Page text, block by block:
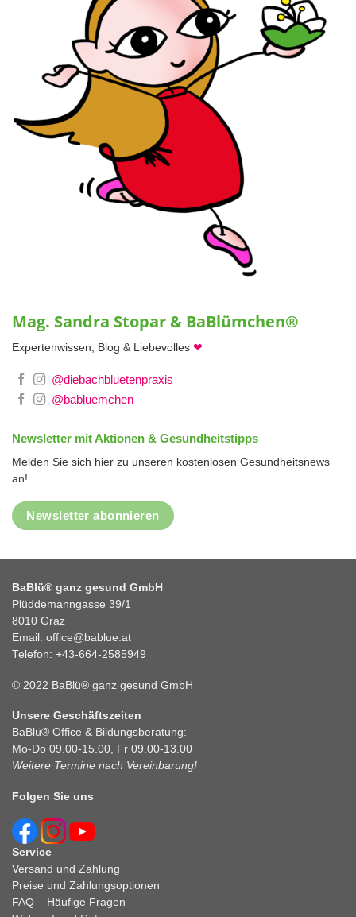
Mag. Sandra Stopar & BaBlümchen®
Expertenwissen, Blog & Liebevolles ❤
@diebachbluetenpraxis
@babluemchen
Newsletter mit Aktionen & Gesundheitstipps
Melden Sie sich hier zu unseren kostenlosen Gesundheitsnews
an!
Newsletter abonnieren
BaBlü® ganz gesund GmbH
Plüddemanngasse 39/1
8010 Graz
Email: office@bablue.at
Telefon: +43-664-2585949
© 2022 BaBlü® ganz gesund GmbH
Unsere Geschäftszeiten
BaBlü® Office & Bildungsberatung:
Mo-Do 09.00-15.00, Fr 09.00-13.00
Weitere Termine nach Vereinbarung!
Folgen Sie uns
Service
Versand und Zahlung
Preise und Zahlungsoptionen
FAQ – Häufige Fragen